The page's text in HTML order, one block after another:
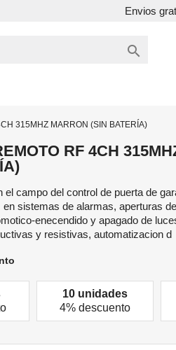
Envios

315MHZ MARRON (SIN BATERÍA)
RF 4CH
el campo del control de puerta de
sistemas de alarmas, aperturas
enecendido y apagado de
y resistivas, automatizacion d
10 unidades
4% descuento